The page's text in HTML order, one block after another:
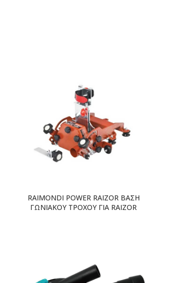
RAIMONDI POWER RAIZOR ΒΑΣΗ
ΓΩΝΙΑΚΟΥ ΤΡΟΧΟΥ ΓΙΑ RAIZOR